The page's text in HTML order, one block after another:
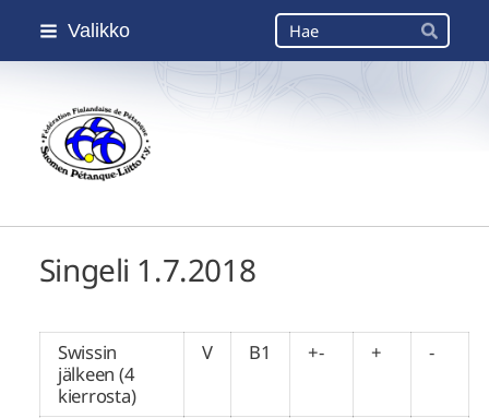
Siirry
Valikko Haku
Hae
Suomen Petanque-Liitto
Singeli 1.7.2018
Swissin
jälkeen (4
kierrosta)
V B1 +- + -